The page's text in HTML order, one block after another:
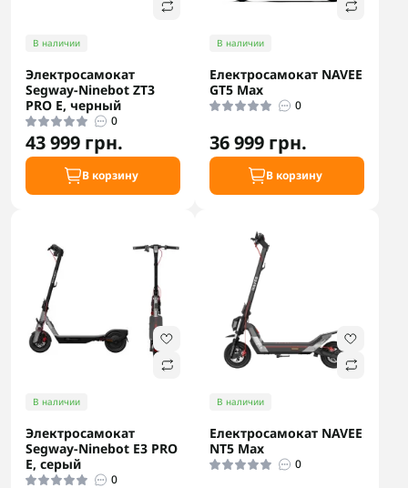
В наличии
Электросамокат
Segway-Ninebot ZT3
PRO E, черный
0
43 999 грн.
В корзину
В наличии
Електросамокат NAVEE
GT5 Max
0
36 999 грн.
В корзину
В наличии
Электросамокат
Segway-Ninebot E3 PRO
E, серый
0
В наличии
Електросамокат NAVEE
NT5 Max
0